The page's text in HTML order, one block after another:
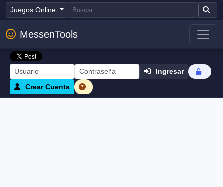
Juegos Online
MessenTools
Ingresar
Crear Cuenta